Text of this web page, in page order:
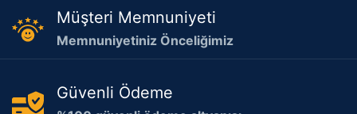
Müşteri Memnuniyeti
Memnuniyetiniz Önceliğimiz
Güvenli Ödeme